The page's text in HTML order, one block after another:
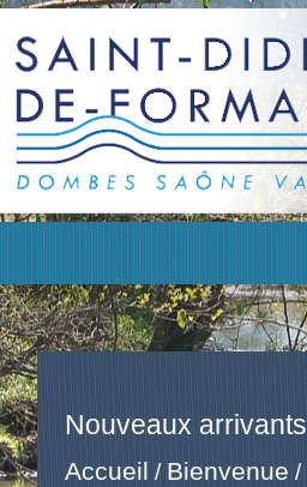
Nouveaux arrivants
Accueil /Bienvenue /